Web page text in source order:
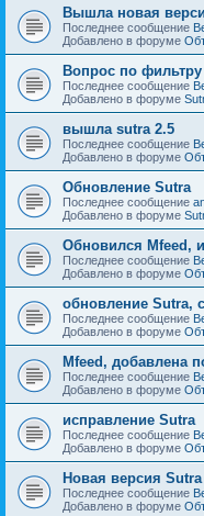
Вышла новая
Последнее сообщение
Добавлено в форуме
Вопрос по фильтру
Последнее сообщение
Добавлено в форуме
вышла sutra 2.5
Последнее сообщение
Добавлено в форуме
Обновление Sutra
Последнее сообщение
Добавлено в форуме
Обновился Mfeed,
Последнее сообщение
Добавлено в форуме
обновление Sutra,
Последнее сообщение
Добавлено в форуме
Mfeed, добавлена
Последнее сообщение
Добавлено в форуме
исправление Sutra
Последнее сообщение
Добавлено в форуме
Новая версия Sutra
Последнее сообщение
Добавлено в форуме